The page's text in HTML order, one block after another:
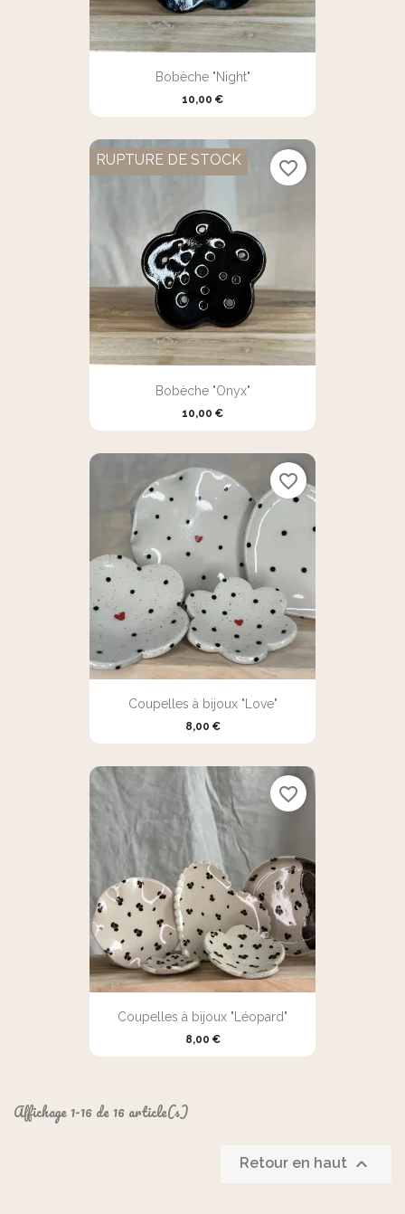
Bobèche "Night"
10,00 €
Bobèche "Onyx"
10,00 €
RUPTURE DE STOCK favorite_border
Coupelles à bijoux "Love"
8,00 €
favorite_border
Coupelles à bijoux "Léopard"
8,00 €
favorite_border
Affichage 1-16 de 16 article(s)
Retour en haut 